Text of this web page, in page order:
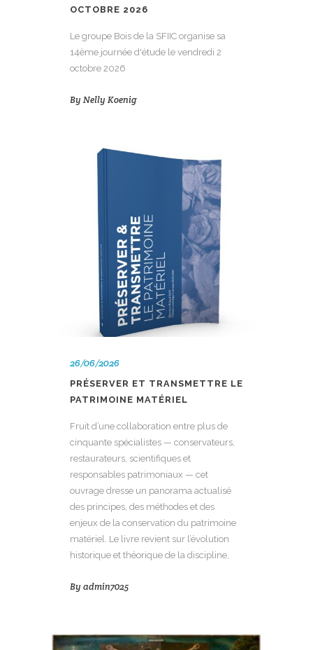
OCTOBRE 2026
Le groupe Bois de la SFIIC organise sa
14ème journée d'étude le vendredi 2
octobre 2026
By Nelly Koenig
26/06/2026
PRÉSERVER ET TRANSMETTRE LE
PATRIMOINE MATÉRIEL
Fruit d’une collaboration entre plus de
cinquante spécialistes — conservateurs,
restaurateurs, scientifiques et
responsables patrimoniaux — cet
ouvrage dresse un panorama actualisé
des principes, des méthodes et des
enjeux de la conservation du patrimoine
matériel. Le livre revient sur l’évolution
historique et théorique de la discipline,
By admin7025